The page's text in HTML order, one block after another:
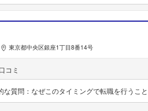
東京都中央区銀座1丁目8番14号
な質問：なぜこのタイミングで転職を行うこ